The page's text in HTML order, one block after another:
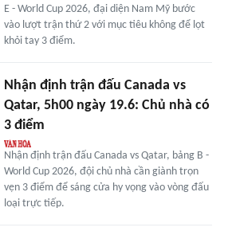
E - World Cup 2026, đại diện Nam Mỹ bước
vào lượt trận thứ 2 với mục tiêu không để lọt
khỏi tay 3 điểm.
Nhận định trận đấu Canada vs
Qatar, 5h00 ngày 19.6: Chủ nhà có
3 điểm
Nhận định trận đấu Canada vs Qatar, bảng B -
World Cup 2026, đội chủ nhà cần giành trọn
vẹn 3 điểm để sáng cửa hy vọng vào vòng đấu
loại trực tiếp.